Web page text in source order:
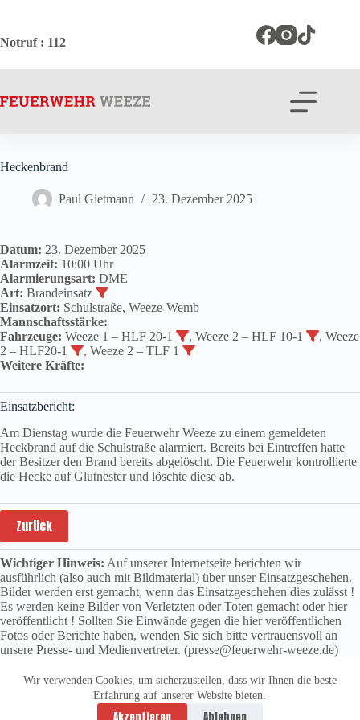
springen
Wir verwenden Cookies, um sicherzustellen, dass wir Ihnen die beste
Erfahrung auf unserer Website bieten.
Notruf: 112
Heckenbrand
Paul Gietmann 23. Dezember 2025
Datum: 23. Dezember 2025
Alarmzeit: 10:00 Uhr
Alarmierungsart: DME
Art: Brandeinsatz
Einsatzort: Schulstraße, Weeze-Wemb
Mannschaftsstärke:
Fahrzeuge: Weeze 1 – HLF 20-1 , Weeze 2 – HLF 10-1
, Weeze
2 – HLF20-1
, Weeze 2 – TLF 1
Weitere Kräfte:
Einsatzbericht:
Am Dienstag wurde die Feuerwehr Weeze zu einem gemeldeten
Heckbrand auf die Schulstraße alarmiert. Bereits bei Eintreffen hatte
der Besitzer den Brand bereits abgelöscht. Die Feuerwehr kontrollierte
die Hecke auf Glutnester und löschte diese ab.
Zurück
Wichtiger Hinweis: Auf unserer Internetseite berichten wir
ausführlich (also auch mit Bildmaterial) über unser Einsatzgeschehen.
Bilder werden erst gemacht, wenn das Einsatzgeschehen dies zulässt !
Es werden keine Bilder von Verletzten oder Toten gemacht oder hier
veröffentlicht ! Sollten Sie Einwände gegen die hier veröffentlichen
Fotos oder Berichte haben, wenden Sie sich bitte vertrauensvoll an
unsere Presse- und Medienvertreter. (presse@feuerwehr-weeze.de)
Datenschutzerklärung
Impressum